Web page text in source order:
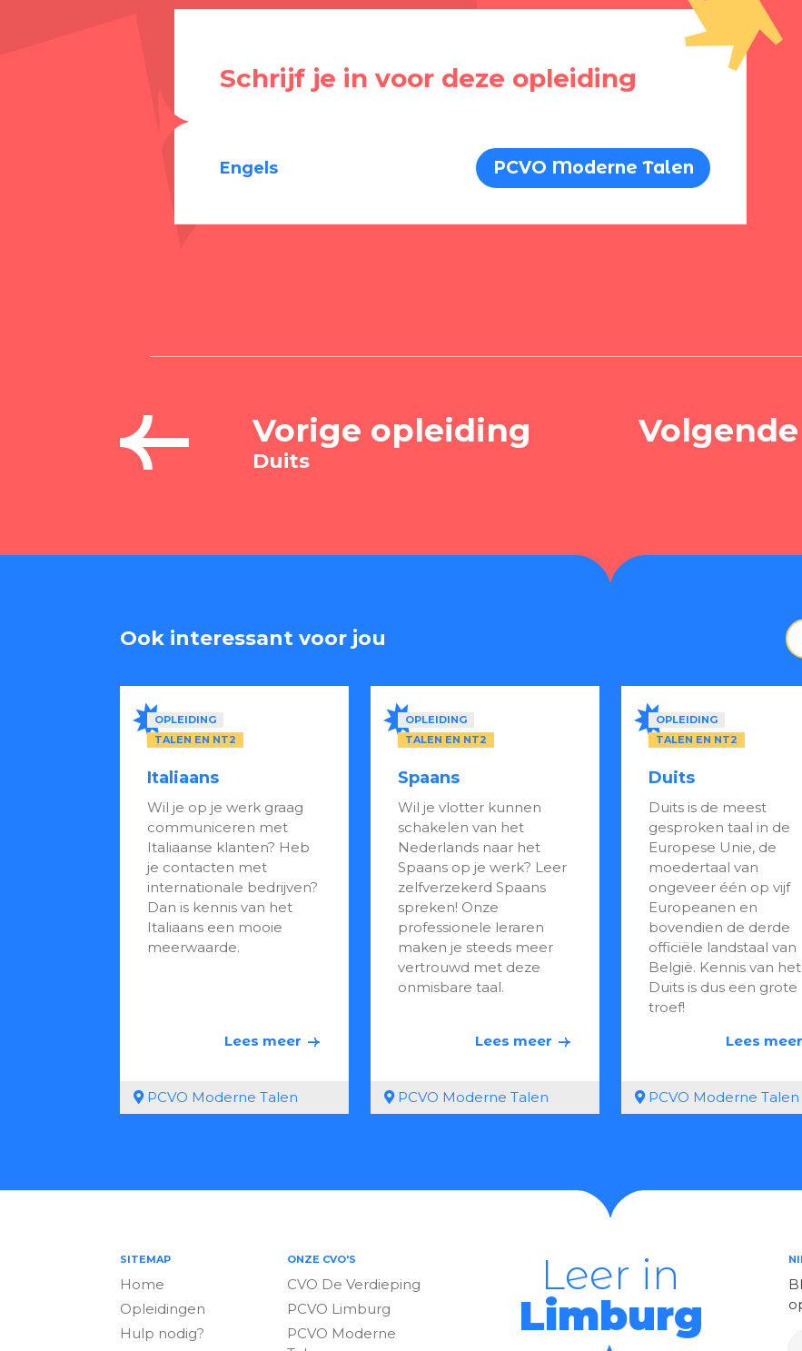
Schrijf je in voor deze opleiding
Engels PCVO Moderne Talen
Vorige opleiding
Duits
Ook interessant voor jou
OPLEIDING
TALEN EN NT2
Italiaans
Wil je op je werk graag
communiceren met
Italiaanse klanten? Heb
je contacten met
internationale bedrijven?
Dan is kennis van het
Italiaans een mooie
meerwaarde.
Lees meer
PCVO Moderne Talen
OPLEIDING
TALEN EN NT2
Spaans
Wil je vlotter kunnen
schakelen van het
Nederlands naar het
Spaans op je werk? Leer
zelfverzekerd Spaans
spreken! Onze
professionele leraren
maken je steeds meer
vertrouwd met deze
onmisbare taal.
Lees meer
PCVO Moderne Talen
OPLEIDING
TALEN EN NT2
Duits
Duits is de meest
gesproken taal in de
Europese Unie, de
moedertaal van
ongeveer één op vijf
Europeanen en
bovendien de derde
officiële landstaal van
België. Kennis van het
Duits is dus een grote
troef!
Lees meer
PCVO Moderne Talen
SITEMAP
Home
Opleidingen
Hulp nodig?
ONZE CVO'S
CVO De Verdieping
PCVO Limburg
PCVO Moderne
Leer in
Limburg